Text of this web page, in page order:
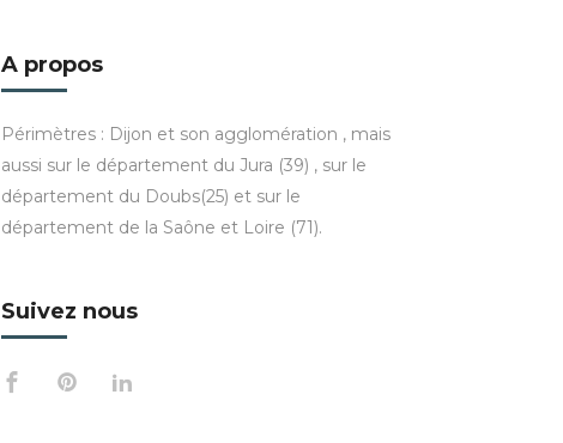
A propos
Périmètres : Dijon et son agglomération , mais
aussi sur le département du Jura (39) , sur le
département du Doubs(25) et sur le
département de la Saône et Loire (71).
Suivez nous